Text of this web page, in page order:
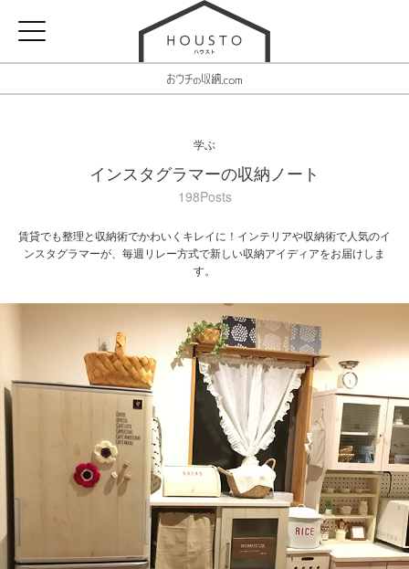
学ぶ
インスタグラマーの収納ノート
198Posts
賃貸でも整理と収納術でかわいくキレイに！インテリアや収納術で人気のイ
ンスタグラマーが、毎週リレー方式で新しい収納アイディアをお届けしま
す。